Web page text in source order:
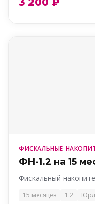
ФИСКАЛЬНЫЕ
ФН-1.2 на 15
Фискальный
15 месяцев 1.2